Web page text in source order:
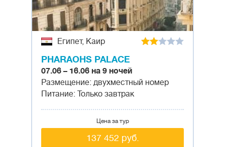
Египет, Каир
PHARAOHS PALACE
07.06 – 16.06 на 9 ночей
Размещение: двухместный номер
Питание: Только завтрак
Цена за тур
137 452 руб.